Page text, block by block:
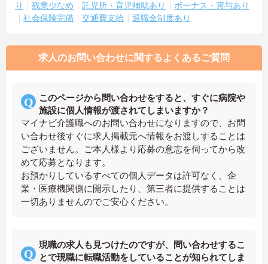
り
残業少なめ 託児所・育児補助あり
ボーナス・賞与あり
社会保険完備
交通費支給 退職金制度あり
求人のお問い合わせに関するよくあるご質問
このページから問い合わせをすると、すぐに病院や
施設に個人情報が渡されてしまいますか？
マイナビ介護職へのお問い合わせになりますので、お問
い合わせ後すぐに求人掲載元へ情報をお渡しすることは
ございません。ご本人様より応募の意志を伺ってから改
めて応募となります。
お預かりしているすべての個人データは許可なく、企
業・医療機関側に開示したり、第三者に提供することは
一切ありませんのでご安心ください。
現職の求人も見つけたのですが、問い合わせするこ
とで現職に転職活動をしていることが知られてしま